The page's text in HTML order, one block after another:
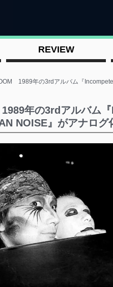
REVIEW
1989年の3rdアルバム『
年の3rdアルバム
NOISE』がアナログ